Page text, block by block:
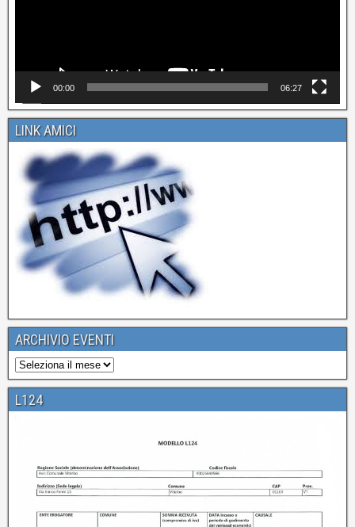
00:00 06:27
LINK AMICI
ARCHIVIO EVENTI
L124